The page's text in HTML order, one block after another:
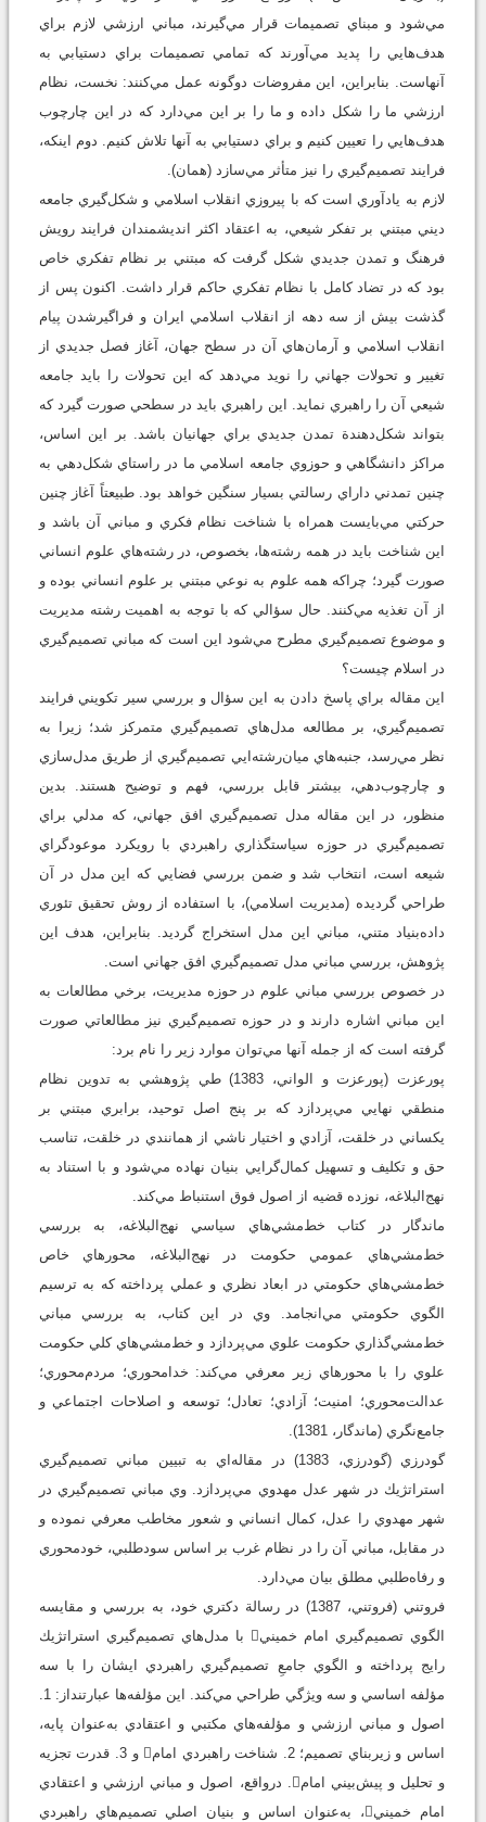
مي‌شود و مبناي تصميمات قرار مي‌گيرند، مباني ارزشي لازم براي
هدف‌هايي را پديد مي‌آورند كه تمامي تصميمات براي دستيابي به
آنهاست. بنابراين، اين مفروضات دوگونه عمل مي‌كنند: نخست، نظام
ارزشي ما را شكل داده و ما را بر اين مي‌دارد كه در اين چارچوب
هدف‌هايي را تعيين كنيم و براي دستيابي به آنها تلاش كنيم. دوم اينكه،
فرايند تصميم‌گيري را نيز متأثر مي‌سازد (همان).
لازم به ياد‌آوري است كه با پيروزي انقلاب اسلامي و شكل‌گيري جامعه
ديني مبتني بر تفكر شيعي، به اعتقاد اكثر انديشمندان فرايند رويش
فرهنگ و تمدن جديدي شكل گرفت كه مبتني بر نظام تفكري خاص
بود كه در تضاد كامل با نظام تفكري حاكم قرار داشت. اكنون پس از
گذشت بيش از سه دهه از انقلاب اسلامي ايران و فراگيرشدن پيام
انقلاب اسلامي و آرمان‌هاي آن در سطح جهان، آغاز فصل جديدي از
تغيير و تحولات جهاني را نويد مي‌دهد كه اين تحولات را بايد جامعه
شيعي آن‌ را راهبري نمايد. اين راهبري بايد در سطحي صورت گيرد كه
بتواند شكل‌دهندة تمدن جديدي براي جهانيان باشد. بر اين اساس،
مراكز دانشگاهي و حوزوي جامعه اسلامي ما در راستاي شكل‌دهي به
چنين تمدني داراي رسالتي بسيار سنگين خواهد بود. طبيعتاً آغاز چنين
حركتي مي‌بايست همراه با شناخت نظام فكري و مباني آن باشد و
اين شناخت بايد در همه رشته‌ها، بخصوص، در رشته‌هاي علوم انساني
صورت گيرد؛ چراكه همه علوم به نوعي مبتني بر علوم انساني بوده و
از آن تغذيه مي‌كنند. حال سؤالي كه با توجه به اهميت رشته مديريت
و موضوع تصميم‌گيري مطرح مي‌شود اين است كه مباني تصميم‌گيري
در اسلام چيست؟
اين مقاله براي پاسخ دادن به اين سؤال و بررسي سير تكويني فرايند
تصميم‌گيري، بر مطالعه مدل‌هاي تصميم‌گيري متمركز شد؛ زيرا به
نظر مي‌رسد، جنبه‌هاي ميان‌رشته‌ايي تصميم‌گيري از طريق مدل‌سازي
و ‌چارچوب‌دهي، بيشتر قابل بررسي، فهم و توضيح هستند. بدين
منظور، در اين مقاله مدل تصميم‌گيري افق جهاني، كه مدلي براي
تصميم‌گيري در حوزه سياستگذاري راهبردي با رويكرد موعودگراي
شيعه است، انتخاب شد و ضمن بررسي فضايي كه اين مدل در آن
طراحي گرديده (مديريت اسلامي)، با استفاده از روش تحقيق تئوري
داده‌بنياد متني، مباني اين مدل استخراج گرديد. بنابراين، هدف اين
پژوهش، بررسي مباني مدل تصميم‌گيري افق جهاني است.
در خصوص بررسي مباني علوم در حوزه مديريت، برخي مطالعات به
اين مباني اشاره دارند و در حوزه تصميم‌گيري نيز مطالعاتي صورت
گرفته است كه از جمله آنها مي‌توان موارد زير را نام برد:
پورعزت (پورعزت و الواني، 1383) طي پژوهشي به تدوين نظام
منطقي نهايي مي‌پردازد كه بر پنج اصل توحيد، برابري مبتني بر
يكساني در خلقت، آزادي و اختيار ناشي از همانندي در خلقت، تناسب
حق و تكليف و تسهيل كمال‌گرايي بنيان نهاده مي‌شود و با استناد به
نهج‌البلاغه، نوزده قضيه از اصول فوق استنباط مي‌كند.
ماندگار در كتاب خط‌مشي‌هاي سياسي نهج‌البلاغه، به بررسي
خط‌مشي‌هاي عمومي حكومت در نهج‌البلاغه، محورهاي خاص
خط‌مشي‌هاي حكومتي در ابعاد نظري و عملي پرداخته كه به ترسيم
الگوي حكومتي مي‌انجامد. وي در اين كتاب، به بررسي مباني
خط‌مشي‌گذاري حكومت علوي مي‌پردازد و خط‌مشي‌هاي كلي حكومت
علوي را با محور‌هاي زير معرفي مي‌كند: خدامحوري؛ مردم‌محوري؛
عدالت‌محوري؛ امنيت؛ آزادي؛ تعادل؛ توسعه و اصلاحات اجتماعي و
جامع‌نگري (ماندگار، 1381).
گودرزي (گودرزي، 1383) در مقاله‌اي به تبيين مباني تصميم‌گيري
استراتژيك در شهر عدل مهدوي مي‌پردازد. وي مباني تصميم‌گيري در
شهر مهدوي را عدل، كمال انساني و شعور مخاطب معرفي نموده و
در مقابل، مباني آن را در نظام غرب بر اساس سودطلبي، خودمحوري
و رفاه‌‌طلبي مطلق بيان مي‌دارد.
فروتني (فروتني، 1387) در رسالة دكتري خود، به بررسي و مقايسه
الگوي تصميم‌گيري امام خميني با مدل‌هاي تصميم‌گيري استراتژيك
رايج پرداخته و الگوي جامعِ تصميم‌‌گيري راهبردي ايشان را با سه
مؤلفه اساسي و سه ويژگي طراحي مي‌كند. اين مؤلفه‌ها عبارتنداز: 1.
اصول و مباني ارزشي و مؤلفه‌هاي مكتبي و اعتقادي به‌عنوان پايه،
اساس و زيربناي تصميم؛ 2. شناخت راهبردي امام و 3. قدرت تجزيه
و تحليل و پيش‌بيني امام. درواقع، اصول و مباني ارزشي و اعتقادي
امام خميني، به‌عنوان اساس و بنيان اصلي تصميم‌هاي راهبردي